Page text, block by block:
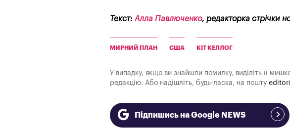
Текст: Алла Павлюченко, редакторка стрічки
МИРНИЙ ПЛАН США КІТ КЕЛЛОГ
У випадку, якщо ви знайшли помилку, виділіть її
редакцію. Або надішліть, будь-ласка, на пошту
Підпишись на Google NEWS